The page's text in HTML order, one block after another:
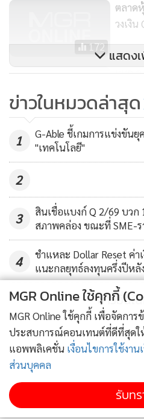
เข็มแรก และเกือบ 50% สำหรับเ
ทั้งนี้ SET index ณ สิ้นเดือน ต.ค
เพิ่มขึ้น 1.1% จากเดือนก่อนหน้า
ปัจจัยต่างประเทศที่น่าติดตาม ได้แ
พลังงานทั้งน้ำมันดิบ ก๊าซธรรมช
การเติบโตของเศรษฐกิจจีนที่อา
พลังงานในประเทศ สถานการณ์ค
จีน ทั้งประเด็นการค้า และประเ
และไต้หวัน รวมถึงความกังวลต่อ
ชะงักงันและเงินเฟ้อพร้อมกัน
ผันผวนของตลาดหุ้นจากการประ
ระดับปกติมากในหลายประเทศ
ในส่วนของปัจจัยในประเทศที่น่า
ประกอบการบริษัทจดทะเบียนไตร
เกิดการแพร่ระบาดของโควิด-19
ท่องเที่ยวต่างชาติโดยไม่ต้องกักตั
ต่ำที่เริ่มในเดือน พ.ย. ซึ่งจะต้องมี
ภาครัฐอย่างเคร่งครัด อีกทั้งสถา
ราคาพลังงานที่ปรับสูงขึ้นอาจส่ง
เศรษฐกิจ
172
ตลาด
วงเงิน
211
KKP
ความเ
แสดง
ข่าวในหมวดล่าสุด
1
G-Able ชี้เกมการแข่งขัน
"เทคโนโลยี"
2
3
สินเชื่อแบงก์ Q 2/69 บวก
สภาพคล่อง ขณะที่ SME-ร
4
ชำแหละ Dollar Reset ค่า
แนะกลยุทธ์ลงทุนครึ่งปีหลั
ข่าวอื่นใ
MGR Online ใช้คุกกี้
MGR Online ใช้คุกกี้ เพื่อจัดกา
ประสบการณ์คอนเทนต์ที่ดีที่สุด
แอพพลิเคชั่น เงื่อนไขการใช้งาน
ส่วนบุคคล
รับท